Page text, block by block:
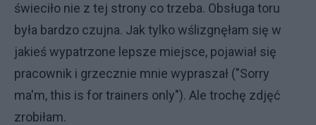
świeciło nie z tej strony co trzeba. Obsługa toru
była bardzo czujna. Jak tylko wślizgnęłam się w
jakieś wypatrzone lepsze miejsce, pojawiał się
pracownik i grzecznie mnie wypraszał ("Sorry
ma'm, this is for trainers only"). Ale trochę zdjęć
zrobiłam.